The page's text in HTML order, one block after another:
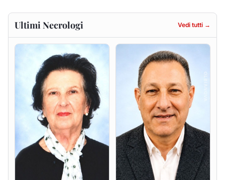
Ultimi Necrologi Vedi tutti →